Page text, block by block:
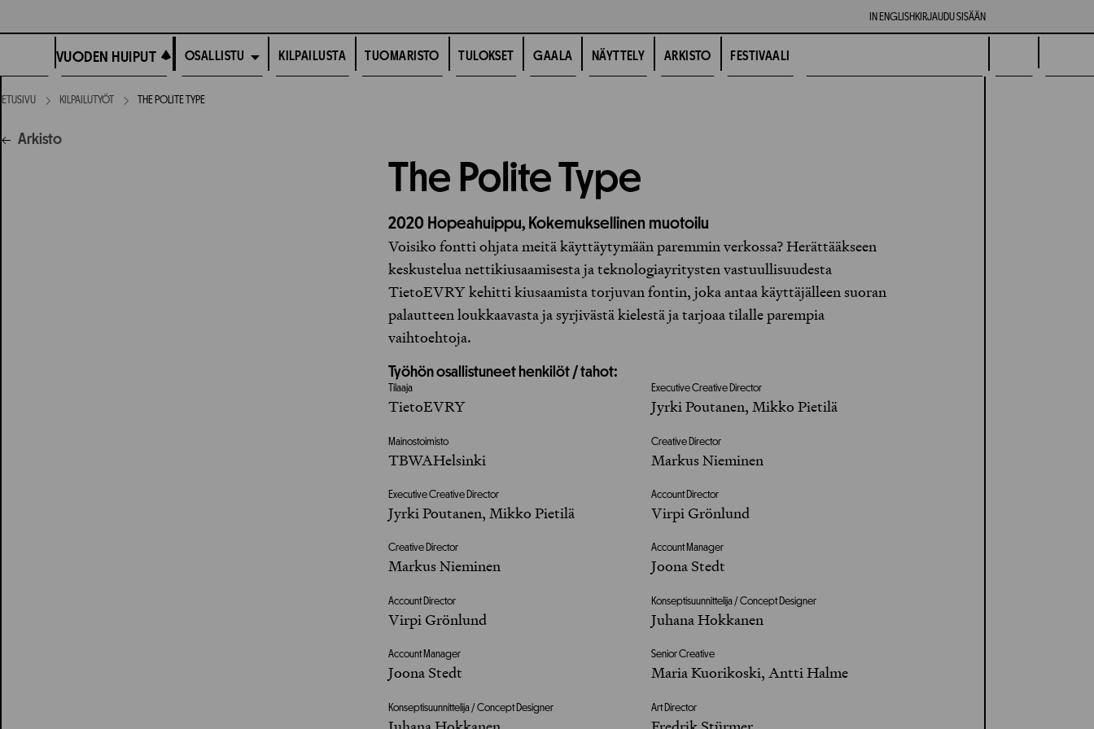
suoraan
IN ENGLISH KIRJAUDU SISÄÄN
VUODEN HUIPUT
VUODEN HUIPUT OSALLISTU KILPAILUSTA TUOMARISTO TULOKSET GAALA NÄYTTELY ARKISTO FESTIVAALI
ETUSIVU KILPAILUTYÖT THE POLITE TYPE
Arkisto
The Polite Type
2020 Hopeahuippu, Kokemuksellinen muotoilu
Voisiko fontti ohjata meitä käyttäytymään paremmin verkossa? Herättääkseen
keskustelua nettikiusaamisesta ja teknologiayritysten vastuullisuudesta
TietoEVRY kehitti kiusaamista torjuvan fontin, joka antaa käyttäjälleen suoran
palautteen loukkaavasta ja syrjivästä kielestä ja tarjoaa tilalle parempia
vaihtoehtoja.
Työhön osallistuneet henkilöt / tahot:
Tilaaja
TietoEVRY
Mainostoimisto
TBWAHelsinki
Executive Creative Director
Jyrki Poutanen, Mikko Pietilä
Creative Director
Markus Nieminen
Account Director
Virpi Grönlund
Account Manager
Joona Stedt
Konseptisuunnittelija / Concept Designer
Executive Creative Director
Jyrki Poutanen, Mikko Pietilä
Creative Director
Markus Nieminen
Account Director
Virpi Grönlund
Account Manager
Joona Stedt
Konseptisuunnittelija / Concept Designer
Juhana Hokkanen
Senior Creative
Maria Kuorikoski, Antti Halme
Art Director